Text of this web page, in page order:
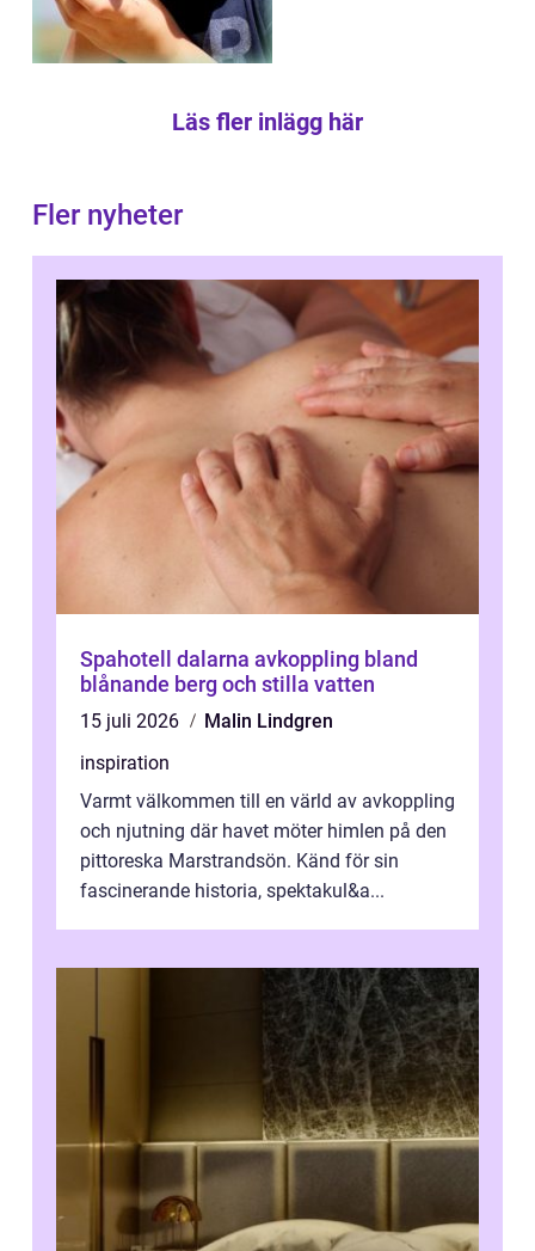
Läs fler inlägg här
Fler nyheter
Spahotell dalarna avkoppling bland
blånande berg och stilla vatten
15 juli 2026
Malin Lindgren
inspiration
Varmt välkommen till en värld av avkoppling
och njutning där havet möter himlen på den
pittoreska Marstrandsön. Känd för sin
fascinerande historia, spektakul&a...